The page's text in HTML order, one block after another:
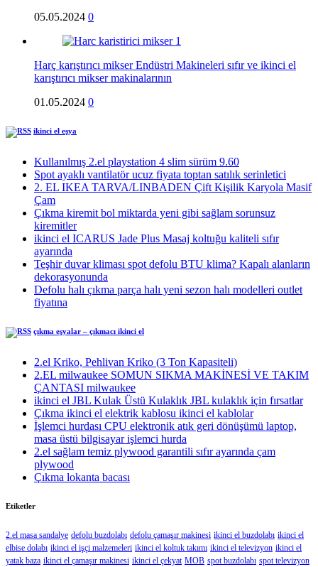
05.05.2024 0
Harç karıştırıcı mikser Endüstri Makineleri sıfır ve ikinci el
karıştırıcı mikser makinalarının
01.05.2024 0
ikinci el eşya
Kullanılmış 2.el playstation 4 slim sürüm 9.60
Spot ayaklı vantilatör ucuz fiyata toptan satılık serinletici
2. EL IKEA TARVA/LINBADEN Çift Kişilik Karyola Masif
Çam
Çıkma kiremit bol miktarda yeni gibi sağlam sorunsuz
kiremitler
ikinci el ICARUS Jade Plus Masaj koltuğu kaliteli sıfır
ayarında
Teşhir duvar kliması spot defolu BTU klima? Kapalı alanların
dekorasyonunda
Defolu halı çıkma parça halı yeni sezon halı modelleri outlet
fiyatına
çıkma eşyalar – çıkmacı ikinci el
2.el Kriko, Pehlivan Kriko (3 Ton Kapasiteli)
2.EL milwaukee SOMUN SIKMA MAKİNESİ VE TAKIM
ÇANTASI milwaukee
ikinci el JBL Kulak Üstü Kulaklık JBL kulaklık için fırsatlar
Çıkma ikinci el elektrik kablosu ikinci el kablolar
İşlemci hurdası CPU elektronik atık geri dönüşümü laptop,
masa üstü bilgisayar işlemci hurda
2.el sağlam temiz plywood garantili sıfır ayarında çam
plywood
Çıkma lokanta bacası
Etiketler
2.el masa sandalye defolu buzdolabı defolu çamaşır makinesi ikinci el buzdolabı ikinci el
elbise dolabı ikinci el işçi malzemeleri ikinci el koltuk takımı ikinci el televizyon ikinci el
yatak baza ikinci el çamaşır makinesi ikinci el çekyat MOB spot buzdolabı spot televizyon